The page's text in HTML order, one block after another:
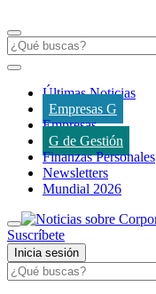
Últimas Noticias
Empresas G
Empresas
G de Gestión
Finanzas Personales
Newsletters
Mundial 2026
Suscríbete
Inicia sesión